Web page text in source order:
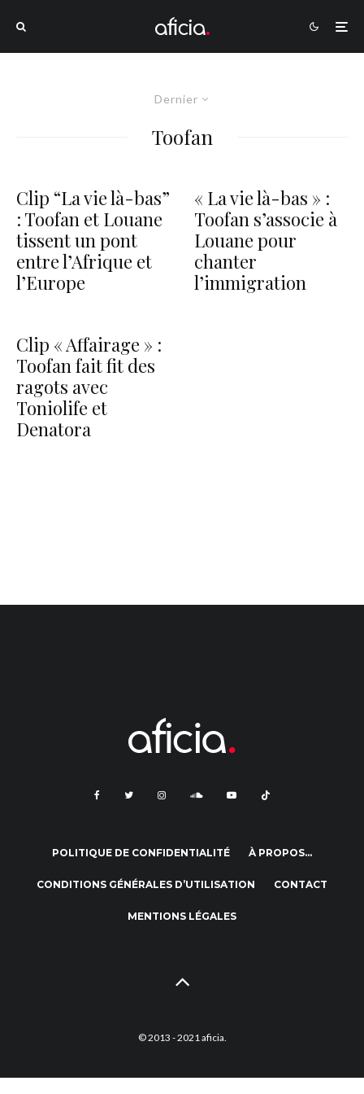
Dernier
Toofan
Clip “La vie là-bas”
: Toofan et Louane
tissent un pont
entre l’Afrique et
l’Europe
Clip « Affairage » :
Toofan fait fit des
ragots avec
Toniolife et
Denatora
« La vie là-bas » :
Toofan s’associe à
Louane pour
chanter
l’immigration
POLITIQUE DE CONFIDENTIALITÉ À PROPOS…
CONDITIONS GÉNÉRALES D’UTILISATION CONTACT
MENTIONS LÉGALES
© 2013 - 2021 aficia.